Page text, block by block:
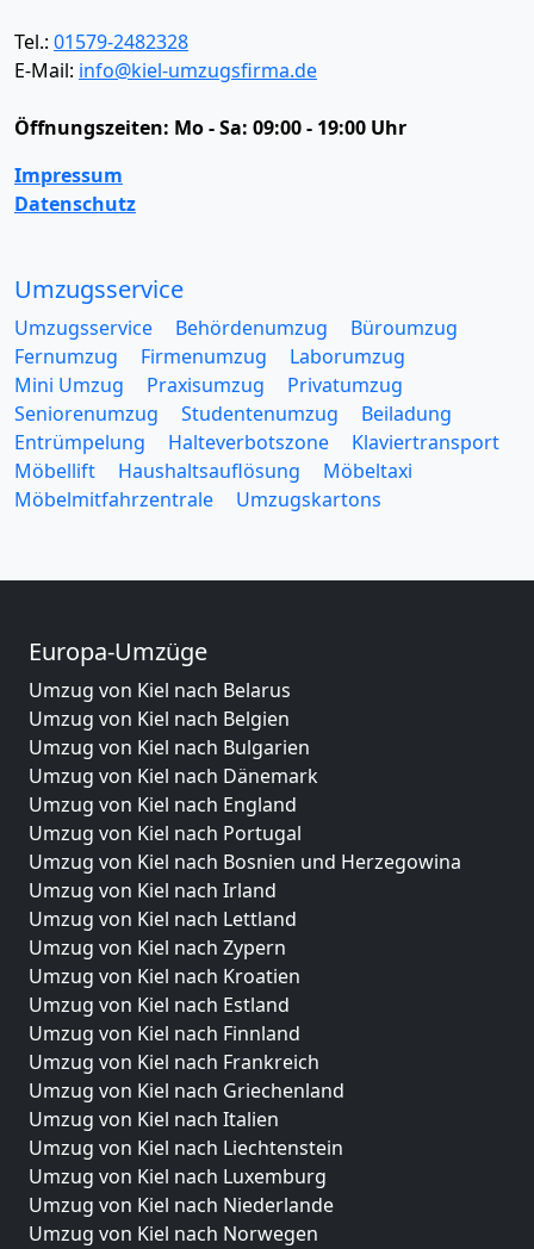
Tel.: 01579-2482328
E-Mail: info@kiel-umzugsfirma.de
Öffnungszeiten: Mo - Sa: 09:00 - 19:00 Uhr
Impressum
Datenschutz
Umzugsservice
Umzugsservice Behördenumzug
Büroumzug
Fernumzug
Firmenumzug
Laborumzug
Mini Umzug
Praxisumzug
Privatumzug
Seniorenumzug
Studentenumzug
Beiladung
Entrümpelung
Halteverbotszone
Klaviertransport
Möbellift
Haushaltsauflösung
Möbeltaxi
Möbelmitfahrzentrale
Umzugskartons
Europa-Umzüge
Umzug von Kiel nach Belarus
Umzug von Kiel nach Belgien
Umzug von Kiel nach Bulgarien
Umzug von Kiel nach Dänemark
Umzug von Kiel nach England
Umzug von Kiel nach Portugal
Umzug von Kiel nach Bosnien und Herzegowina
Umzug von Kiel nach Irland
Umzug von Kiel nach Lettland
Umzug von Kiel nach Zypern
Umzug von Kiel nach Kroatien
Umzug von Kiel nach Estland
Umzug von Kiel nach Finnland
Umzug von Kiel nach Frankreich
Umzug von Kiel nach Griechenland
Umzug von Kiel nach Italien
Umzug von Kiel nach Liechtenstein
Umzug von Kiel nach Luxemburg
Umzug von Kiel nach Niederlande
Umzug von Kiel nach Norwegen